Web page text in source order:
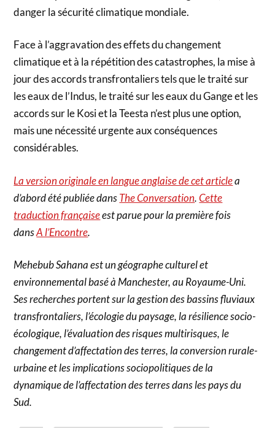
danger la sécurité climatique mondiale.
Face à l’aggravation des effets du changement
climatique et à la répétition des catastrophes, la mise à
jour des accords transfrontaliers tels que le traité sur
les eaux de l’Indus, le traité sur les eaux du Gange et les
accords sur le Kosi et la Teesta n’est plus une option,
mais une nécessité urgente aux conséquences
considérables.
La version originale en langue anglaise de cet articlea
d’abord été publiée dansThe Conversation.Cette
traduction françaiseest parue pour la première fois
dansA l’Encontre.
Mehebub Sahana est un géographe culturel et
environnemental basé à Manchester, au Royaume-Uni.
Ses recherches portent sur la gestion des bassins fluviaux
transfrontaliers, l’écologie du paysage, la résilience socio-
écologique, l’évaluation des risques multirisques, le
changement d’affectation des terres, la conversion rurale-
urbaine et les implications sociopolitiques de la
dynamique de l’affectation des terres dans les pays du
Sud.